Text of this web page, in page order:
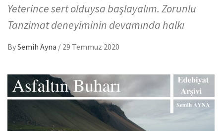
Yeterince sert olduysa başlayalım. Zorunlu
Tanzimat deneyiminin devamında halkı
BySemih Ayna / 29 Temmuz 2020